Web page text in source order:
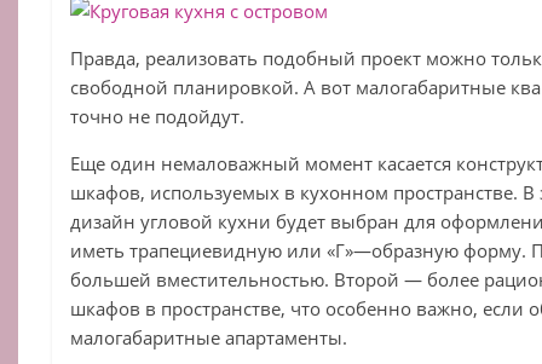
Правда, реализовать подобный проект можно
свободной планировкой. А вот малогабаритные
точно не подойдут.
Еще один немаловажный момент касается
шкафов, используемых в кухонном пространстве. В
дизайн угловой кухни будет выбран для
иметь трапециевидную или «Г»—образную форму.
большей вместительностью. Второй — более
шкафов в пространстве, что особенно важно, если
малогабаритные апартаменты.